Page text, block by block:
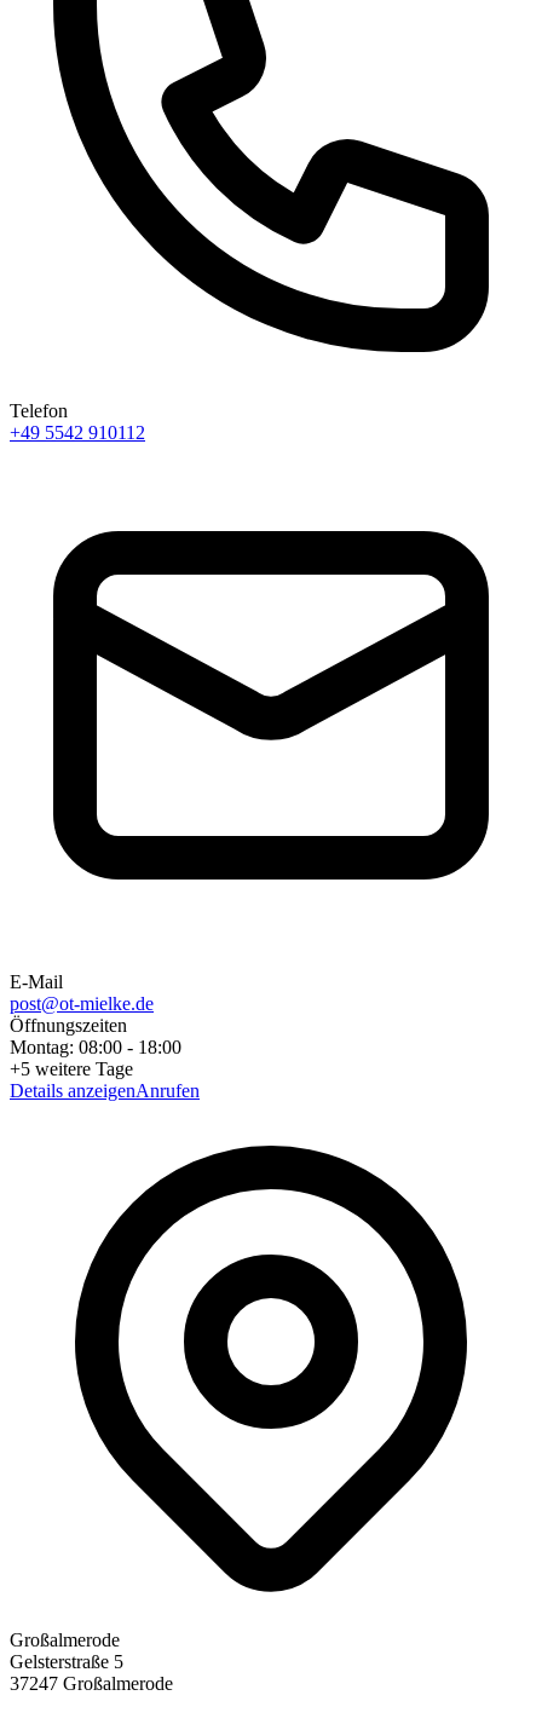
Telefon
+49 5542 910112
E-Mail
post@ot-mielke.de
Öffnungszeiten
Montag: 08:00 - 18:00
+5 weitere Tage
Details anzeigenAnrufen
Großalmerode
Gelsterstraße 5
37247 Großalmerode